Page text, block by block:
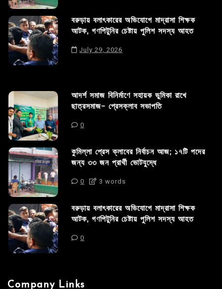
বরুড়ায় বলাৎকারের অভিযোগে মাদ্রাসা শিক্ষক
আটক, গণপিটুনির চেষ্টায় পুলিশ সদস্য আহত
July 29, 2026
আদর্শ সমাজ বিনির্মাণে সহায়ক ভুমিকা রাখে
ছাত্রসমাজ- প্রেসক্লাব সভাপতি
0
কুমিল্লা প্রেস ক্লাবের নির্বাচন আজ; ১৭টি পদের
জন্য ৩৩ জন প্রার্থী ভোটযুদ্ধে
0 3 words
বরুড়ায় বলাৎকারের অভিযোগে মাদ্রাসা শিক্ষক
আটক, গণপিটুনির চেষ্টায় পুলিশ সদস্য আহত
0
Company Links